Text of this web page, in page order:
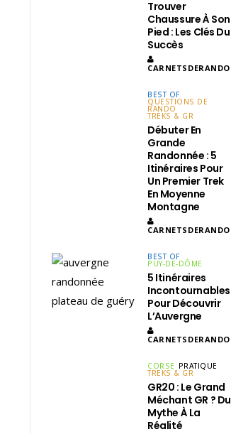
Trouver
Chaussure À Son
Pied : Les Clés Du
Succès
CARNETSDERANDO
BEST OF
QUESTIONS DE
RANDO
TREKS & GR
Débuter En
Grande
Randonnée : 5
Itinéraires Pour
Un Premier Trek
En Moyenne
Montagne
CARNETSDERANDO
BEST OF
PUY-DE-DÔME
5 Itinéraires
Incontournables
Pour Découvrir
L’Auvergne
CARNETSDERANDO
CORSE PRATIQUE
TREKS & GR
GR20 : Le Grand
Méchant GR ? Du
Mythe À La
Réalité